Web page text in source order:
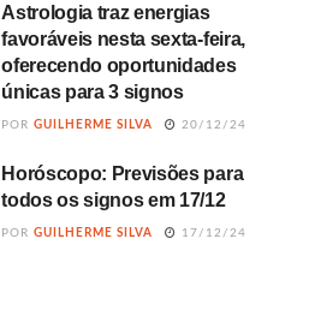
Astrologia traz energias
favoráveis nesta sexta-feira,
oferecendo oportunidades
únicas para 3 signos
POR GUILHERME SILVA 20/12/24
Horóscopo: Previsões para
todos os signos em 17/12
POR GUILHERME SILVA 17/12/24